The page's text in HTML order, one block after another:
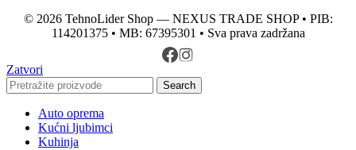
© 2026 TehnoLider Shop — NEXUS TRADE SHOP • PIB:
114201375 • MB: 67395301 • Sva prava zadržana
Zatvori
Search
Auto oprema
Kućni ljubimci
Kuhinja